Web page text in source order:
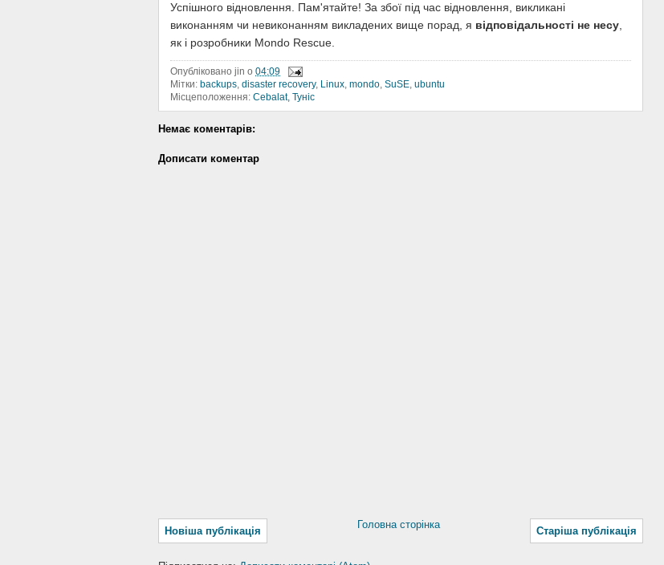
Успішного відновлення. Пам'ятайте! За збої під час відновлення, викликані
виконанням чи невиконанням викладених вище порад, я відповідальності не несу
як і розробники Mondo Rescue.
Опубліковано jin о 04:09
Мітки: backups, disaster recovery, Linux, mondo, SuSE, ubuntu
Місцеположення: Cebalat, Туніс
Немає коментарів:
Дописати коментар
Новіша публікація Старіша публікація
Головна сторінка